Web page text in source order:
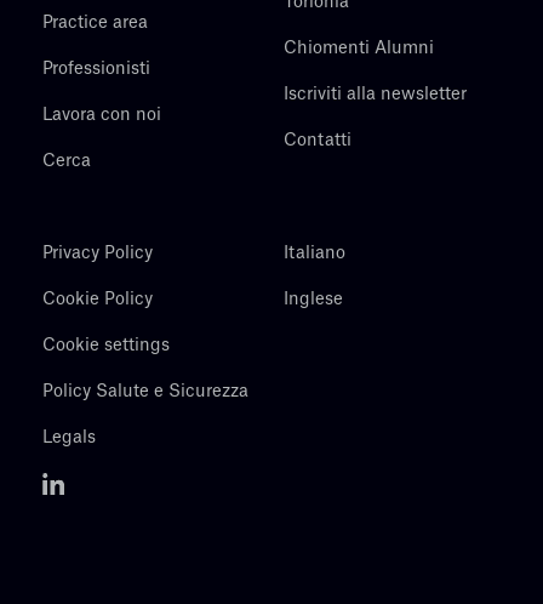
Practice area
Professionisti
Lavora con noi
Cerca
Chiomenti Alumni
Iscriviti alla newsletter
Contatti
Privacy Policy
Cookie Policy
Cookie settings
Policy Salute e Sicurezza
Legals
Italiano
Inglese